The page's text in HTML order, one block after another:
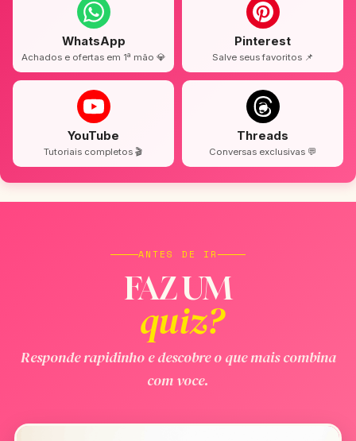
WhatsApp
Achados e ofertas em 1ª mão 💎
Pinterest
Salve seus favoritos 📌
YouTube
Tutoriais completos 🎬
Threads
Conversas exclusivas 💬
ANTES DE IR
FAZ UM
quiz?
Responde rapidinho e descobre o que mais combina
com voce.